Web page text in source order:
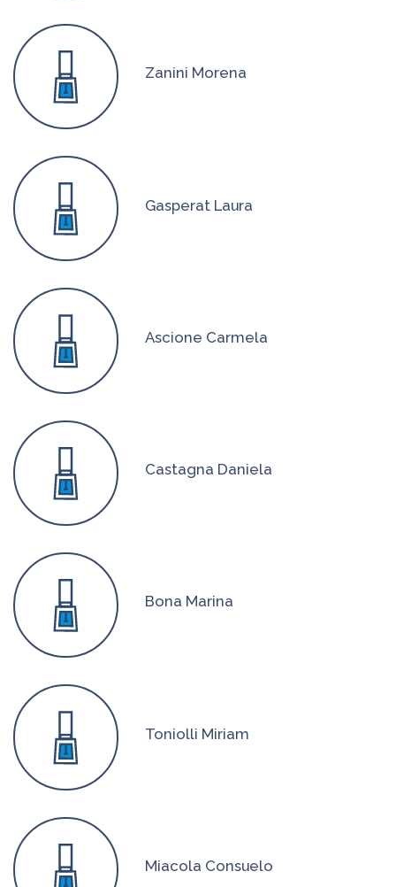
Zanini Morena
Gasperat Laura
Ascione Carmela
Castagna Daniela
Bona Marina
Toniolli Miriam
Miacola Consuelo